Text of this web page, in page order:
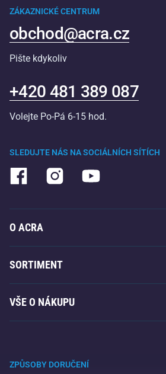
SLEDUJTE NÁS NA SOCIÁLNÍCH SÍTÍCH
ZÁKAZNICKÉ CENTRUM
obchod@acra.cz
Pište kdykoliv
+420 481 389 087
Volejte Po-Pá 6-15 hod.
O ACRA
O nás
Acra garance
Kontakty
SORTIMENT
Fitness a posilování
Raketové sporty
Volný čas a zábava
VŠE O NÁKUPU
Vrácení a reklamace
ZPŮSOBY DORUČENÍ